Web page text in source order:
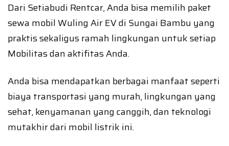
Dari Setiabudi Rentcar, Anda bisa memilih paket
sewa mobil Wuling Air EV di Sungai Bambu yang
praktis sekaligus ramah lingkungan untuk setiap
Mobilitas dan aktifitas Anda.
Anda bisa mendapatkan berbagai manfaat seperti
biaya transportasi yang murah, lingkungan yang
sehat, kenyamanan yang canggih, dan teknologi
mutakhir dari mobil listrik ini.